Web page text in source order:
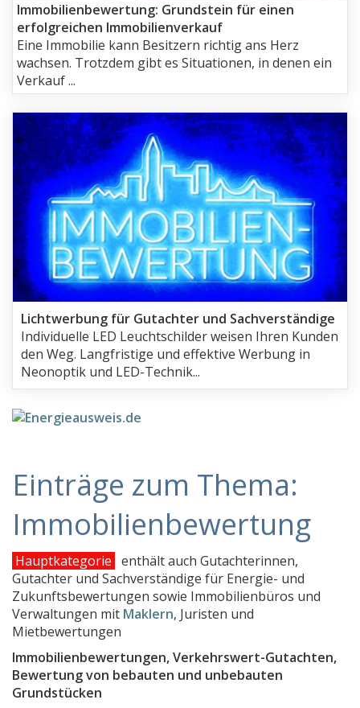
Immobilienbewertung: Grundstein für einen
erfolgreichen Immobilienverkauf
Eine Immobilie kann Besitzern richtig ans Herz
wachsen. Trotzdem gibt es Situationen, in denen ein
Verkauf ...
Lichtwerbung für Gutachter und Sachverständige
Individuelle LED Leuchtschilder weisen Ihren Kunden
den Weg. Langfristige und effektive Werbung in
Neonoptik und LED-Technik...
Einträge zum Thema:
Immobilienbewertung
Hauptkategorie enthält auch Gutachterinnen,
Gutachter und Sachverständige für Energie- und
Zukunftsbewertungen sowie Immobilienbüros und
Verwaltungen mit Maklern, Juristen und
Mietbewertungen
Immobilienbewertungen, Verkehrswert-Gutachten,
Bewertung von bebauten und unbebauten
Grundstücken